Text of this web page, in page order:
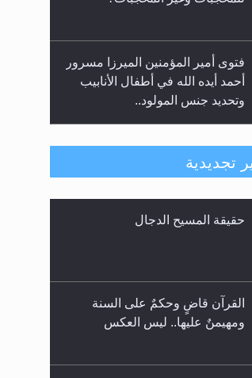
فتوى أمير المؤمنين الميرزا مسرور
أحمد أيده الله في أطفال الأنابيب
وتحديد جنس المولود..
هل من الصحيح أن ديّة المرأة
المقتولة تساوي نصف ديّة الرجل
هل تعتبر الأشفار الاصطناعية
للوضوء وهل يُسمح الصلاة بها؟
تجديدية
حقيقة المسيح الدجال
القرآن قاضٍ وحكمٌ على السنة
ومهيمنٌ عليها.. ليس العكس